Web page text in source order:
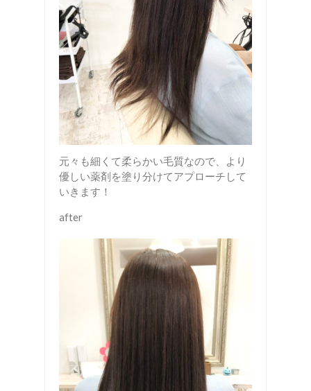
元々も細くて柔らかい毛質なので、より
優しい薬剤を塗り分けてアプローチして
いきます！
after